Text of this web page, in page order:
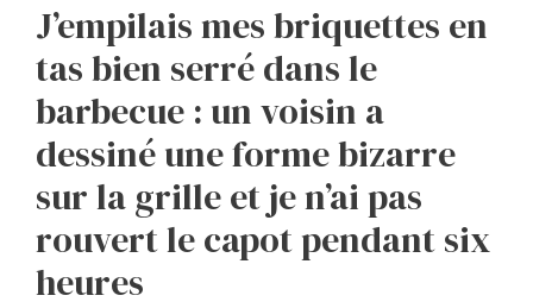
J’empilais mes briquettes en
tas bien serré dans le
barbecue : un voisin a
dessiné une forme bizarre
sur la grille et je n’ai pas
rouvert le capot pendant six
heures